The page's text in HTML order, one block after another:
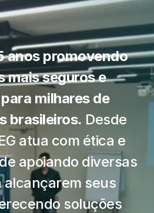
anos promovendo
mais seguros e
milhares de
brasileiros. Desde
atua com ética e
apoiando diversas
alcançarem seus
soluções